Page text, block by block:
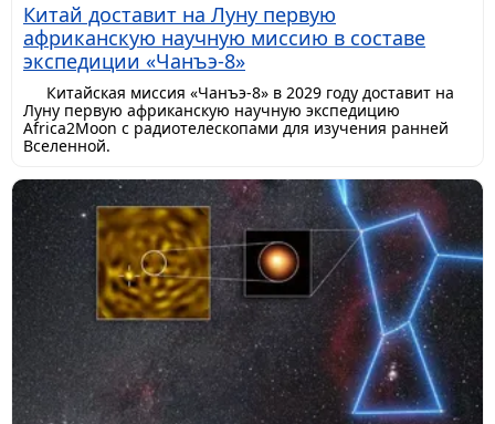
Китай доставит на Луну первую
африканскую научную миссию в составе
экспедиции «Чанъэ-8»
Китайская миссия «Чанъэ-8» в 2029 году доставит на
Луну первую африканскую научную экспедицию
Africa2Moon с радиотелескопами для изучения ранней
Вселенной.